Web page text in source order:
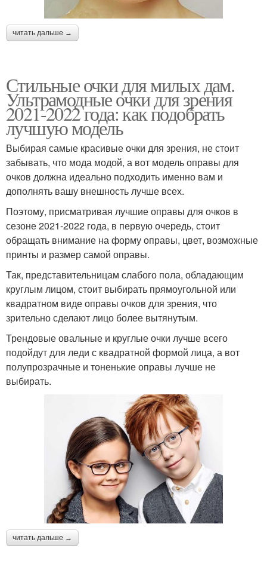
читать дальше →
Стильные очки для милых дам.
Ультрамодные очки для зрения
2021-2022 года: как подобрать
лучшую модель
Выбирая самые красивые очки для зрения, не стоит
забывать, что мода модой, а вот модель оправы для
очков должна идеально подходить именно вам и
дополнять вашу внешность лучше всех.
Поэтому, присматривая лучшие оправы для очков в
сезоне 2021-2022 года, в первую очередь, стоит
обращать внимание на форму оправы, цвет, возможные
принты и размер самой оправы.
Так, представительницам слабого пола, обладающим
круглым лицом, стоит выбирать прямоугольной или
квадратном виде оправы очков для зрения, что
зрительно сделают лицо более вытянутым.
Трендовые овальные и круглые очки лучше всего
подойдут для леди с квадратной формой лица, а вот
полупрозрачные и тоненькие оправы лучше не
выбирать.
читать дальше →